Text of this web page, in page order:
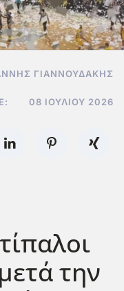
ΓΙΑΝΝΟΥΔΆΚΗΣ
08 ΙΟΥΛΊΟΥ 2026
την